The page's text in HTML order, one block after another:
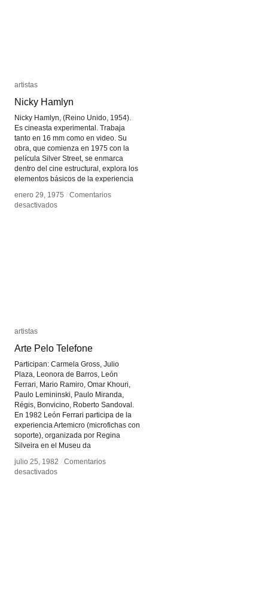
artistas
Nicky Hamlyn
Nicky Hamlyn, (Reino Unido, 1954).
Es cineasta experimental. Trabaja
tanto en 16 mm como en video. Su
obra, que comienza en 1975 con la
película Silver Street, se enmarca
dentro del cine estructural, explora los
elementos básicos de la experiencia
enero 29, 1975 / Comentarios
desactivadosen
artistas
Nicky Hamlyn
enero 29, 1975 / Comentarios
desactivadosen
artistas
Arte Pelo Telefone
Participan: Carmela Gross, Julio
Plaza, Leonora de Barros, León
Ferrari, Mario Ramiro, Omar Khouri,
Paulo Lemininski, Paulo Miranda,
Régis, Bonvicino, Roberto Sandoval.
En 1982 León Ferrari participa de la
experiencia Artemicro (microfichas con
soporte), organizada por Regina
Silveira en el Museu da
julio 25, 1982 / Comentarios
desactivadosen
artistas
Arte Pelo Telefone
julio 25, 1982 / Comentarios
desactivadosen